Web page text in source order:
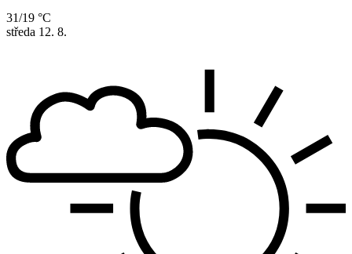
31/19 °C
středa 12. 8.